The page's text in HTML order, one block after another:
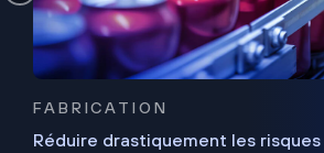
FABRICATION
Réduire drastiquement les risques